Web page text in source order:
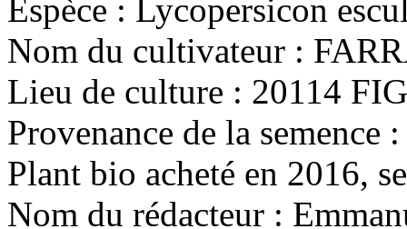
Espèce : Lycopersicon
Nom du cultivateur :
Lieu de culture : 20114
Provenance de la semence :
Plant bio acheté en 2016,
Nom du rédacteur :